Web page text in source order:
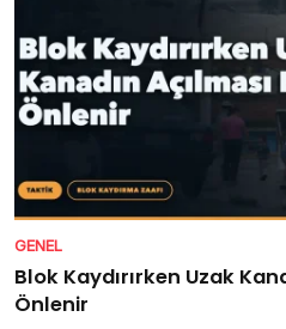
GENEL
Blok Kaydırırken Uzak
Önlenir